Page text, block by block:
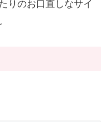
りのお口直しなサイ